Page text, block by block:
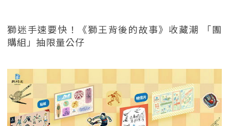
獅迷手速要快！《獅王背後的故事》收藏潮 「團
購組」抽限量公仔